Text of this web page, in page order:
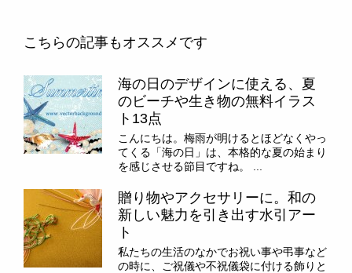
こちらの記事もオススメです
海の日のデザインに使える、夏
のビーチや生き物の無料イラス
ト13点
こんにちは。梅雨が明けるとほどなくやっ
てくる「海の日」は、本格的な夏の始まり
を感じさせる節目ですね。 ...
贈り物やアクセサリーに。和の
新しい魅力を引き出す水引アー
ト
私たちの生活のなかでお祝い事や弔事など
の時に、ご祝儀や不祝儀袋に付ける飾りと